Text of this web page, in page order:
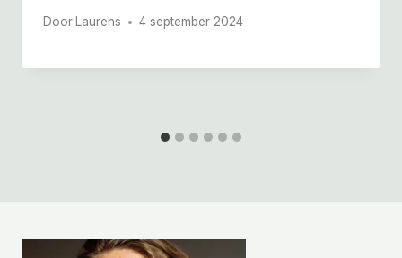
Door Laurens 4 september 2024